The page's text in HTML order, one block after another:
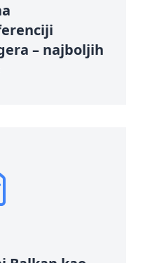
– najboljih